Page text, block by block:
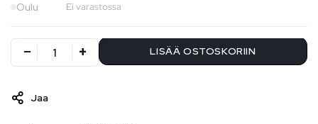
Oulu Ei varastossa
LISÄÄ OSTOSKORIIN
Jaa